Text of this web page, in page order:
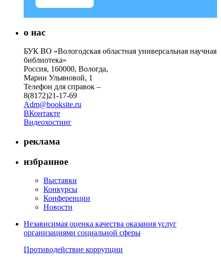
о нас
БУК ВО «Вологодская областная универсальная научная
библиотека»
Россия, 160000, Вологда,
Марии Ульяновой, 1
Телефон для справок –
8(8172)21-17-69
Adm@booksite.ru
ВКонтакте
Видеохостинг
реклама
избранное
Выставки
Конкурсы
Конференции
Новости
Независимая оценка качества оказания услуг
организациями социальной сферы
Противодействие коррупции